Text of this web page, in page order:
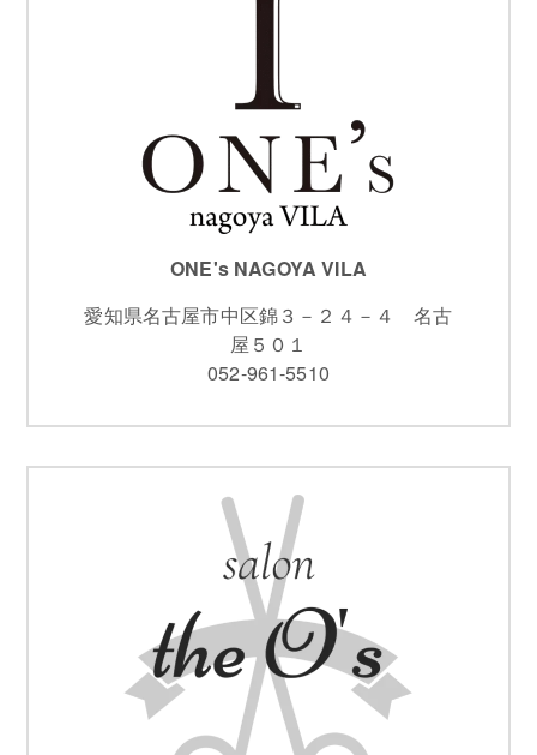
ONE's NAGOYA VILA
愛知県名古屋市中区錦３－２４－４ 名古
屋５０１
052-961-5510